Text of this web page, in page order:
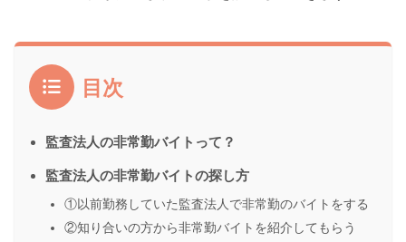
目次
監査法人の非常勤バイトって？
監査法人の非常勤バイトの探し方
①以前勤務していた監査法人で非常勤のバイトをする
②知り合いの方から非常勤バイトを紹介してもらう